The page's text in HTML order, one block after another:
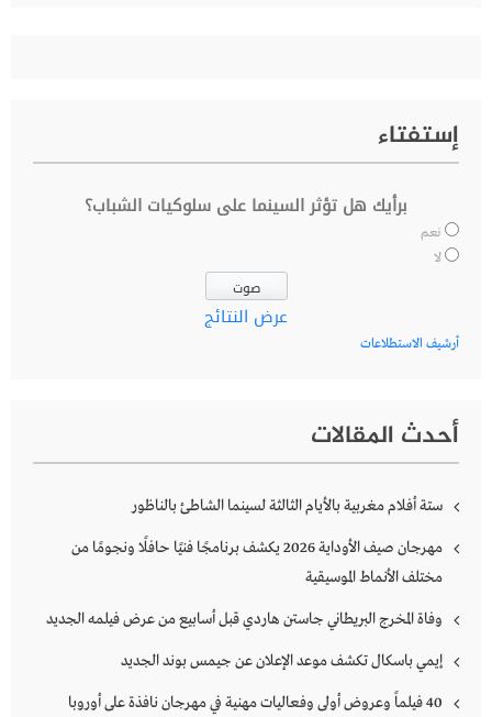
إستفتاء
برأيك هل تؤثر السينما على سلوكيات الشباب؟
نعم
لا
عرض النتائج
أرشيف الاستطلاعات
أحدث المقالات
ستة أفلام مغربية بالأيام الثالثة لسينما الشاطئ بالناظور
مهرجان صيف الأوداية 2026 يكشف برنامجًا فنيًا حافلًا ونجومًا من
مختلف الأنماط الموسيقية
وفاة المخرج البريطاني جاستن هاردي قبل أسابيع من عرض فيلمه الجديد
إيمي باسكال تكشف موعد الإعلان عن جيمس بوند الجديد
40 فيلماً وعروض أولى وفعاليات مهنية في مهرجان نافذة على أوروبا